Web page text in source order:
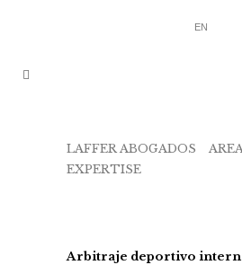
EN
LAFFER ABOGADOS
EXPERTISE
Arbitraje deportivo